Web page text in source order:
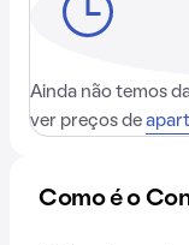
Ainda não temos
ver preços de
Como é o